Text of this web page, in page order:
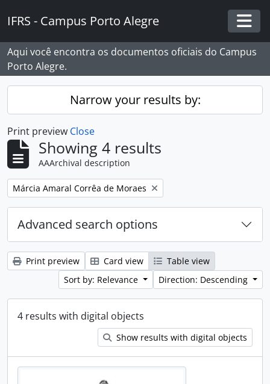
IFRS - Campus Porto Alegre
Aqui você encontra os documentos oficiais do Campus
Porto Alegre.
Narrow your results by:
Print preview Close
Showing 4 results
AAArchival description
Remove filter:
Márcia Amaral Corrêa de Moraes
Advanced search options
Print preview Card view
Table view
Sort by: Relevance
Direction: Descending
4 results with digital objects
Show results with digital objects